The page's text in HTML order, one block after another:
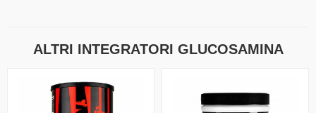
ALTRI INTEGRATORI GLUCOSAMINA